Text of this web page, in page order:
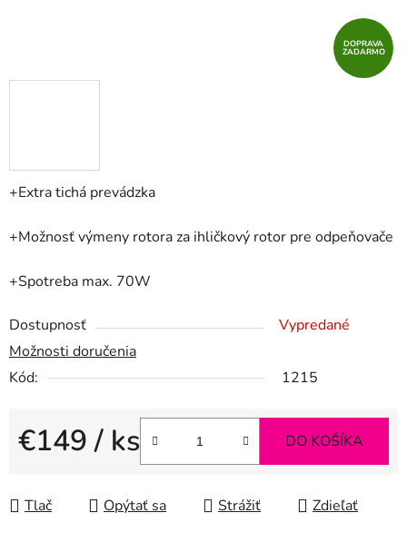
+Extra tichá prevádzka
+Možnosť výmeny rotora za ihličkový rotor pre odpeňovače
+Spotreba max. 70W
Dostupnosť
Vypredané
Možnosti doručenia
Kód:
1215
€149/ ks DO KOŠÍKA
Tlač Opýtať sa Strážiť Zdieľať
DOPRAVA
ZADARMO